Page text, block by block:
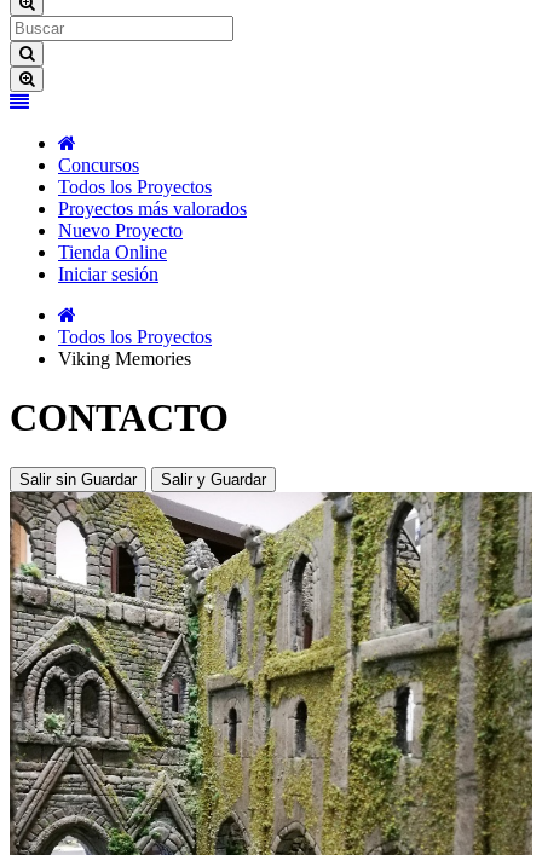
Concursos
Todos los Proyectos
Proyectos más valorados
Nuevo Proyecto
Tienda Online
Iniciar sesión
Todos los Proyectos
Viking Memories
CONTACTO